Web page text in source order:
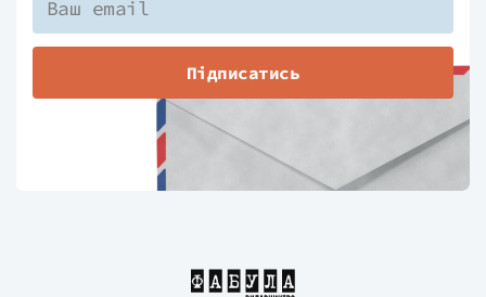
Підписатись